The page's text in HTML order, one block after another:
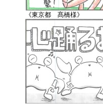
《東京都 髙橋様》